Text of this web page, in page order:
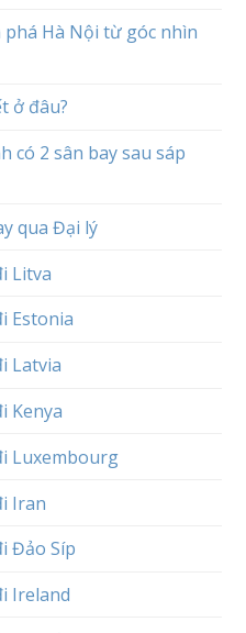
phá Hà Nội từ góc nhìn
ở đâu?
có 2 sân bay sau sáp
qua Đại lý
Litva
Estonia
Latvia
Kenya
Luxembourg
Iran
Đảo Síp
Ireland